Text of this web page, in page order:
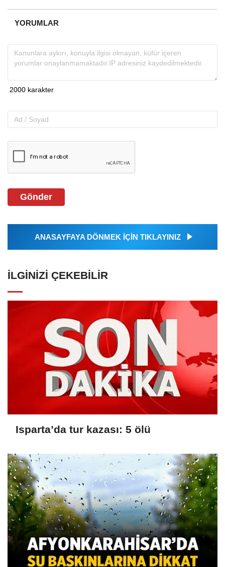
YORUMLAR
Gönder
ANASAYFAYA DÖNMEK İÇİN TIKLAYINIZ
İLGINIZI ÇEKEBILIR
Isparta’da tur kazası: 5 ölü